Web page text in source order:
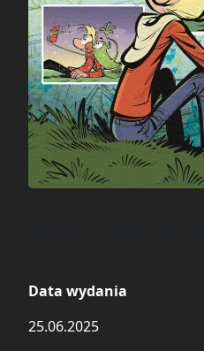
Data wydania
25.06.2025